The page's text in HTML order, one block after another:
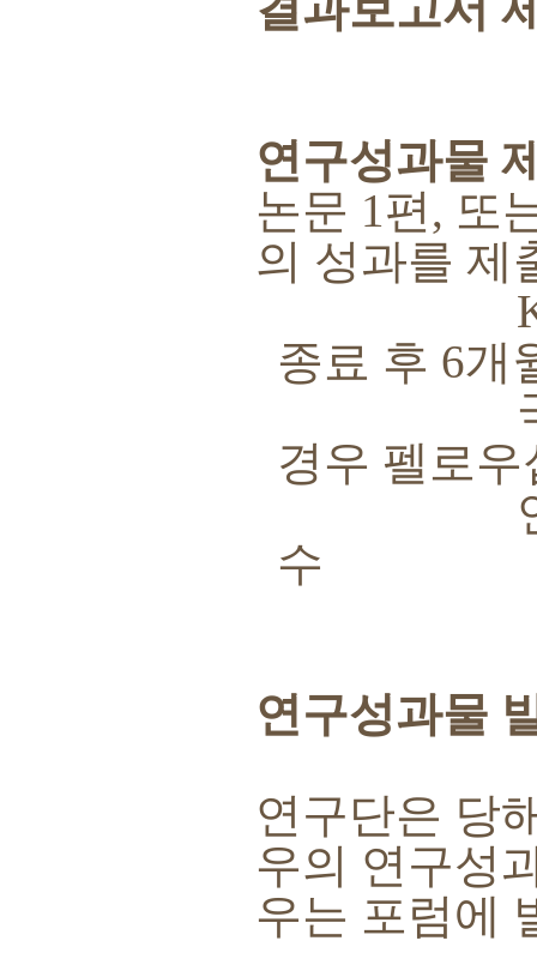
연구성과물
논문 1편, 또
의 성과를 제
종료 후 6개
국제전
경우 펠로
연구성
수
연구성과물
연구단은 당
우의 연구성
우는 포럼에